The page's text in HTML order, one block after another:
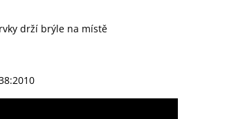
drží brýle na místě